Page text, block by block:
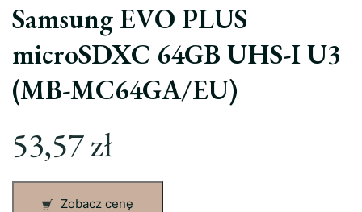
Samsung EVO PLUS
microSDXC 64GB UHS-I U3
(MB-MC64GA/EU)
53,57zł
Zobacz cenę